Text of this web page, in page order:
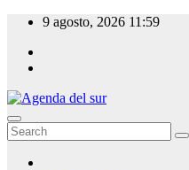
Skip
content
9 agosto, 2026 11:59
Agenda del sur